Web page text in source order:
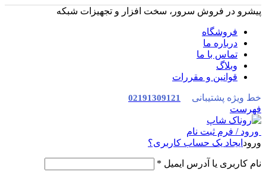
پیشرو در فروش سرور، سخت افزار و تجهیزات شبکه
فروشگاه
درباره ما
تماس با ما
وبلاگ
قوانین و مقررات
خط ویژه پشتیبانی 02191309121
فهرست
ورود / فرم ثبت نام
ورود ایجاد یک حساب کاربری؟
نام کاربری یا آدرس ایمیل *